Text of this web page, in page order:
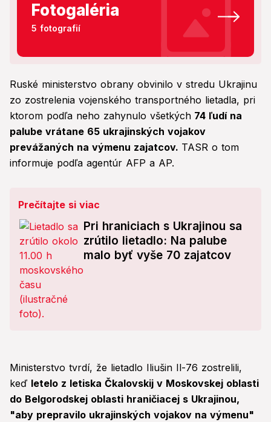
Fotogaléria
5 fotografií
Ruské ministerstvo obrany obvinilo v stredu Ukrajinu
zo zostrelenia vojenského transportného lietadla, pri
ktorom podľa neho zahynulo všetkých 74 ľudí na
palube vrátane 65 ukrajinských vojakov
prevážaných na výmenu zajatcov. TASR o tom
informuje podľa agentúr AFP a AP.
Prečítajte si viac
Pri hraniciach s Ukrajinou sa
zrútilo lietadlo: Na palube
malo byť vyše 70 zajatcov
Ministerstvo tvrdí, že lietadlo Iliušin Il-76 zostrelili,
keď letelo z letiska Čkalovskij v Moskovskej oblasti
do Belgorodskej oblasti hraničiacej s Ukrajinou,
"aby prepravilo ukrajinských vojakov na výmenu"